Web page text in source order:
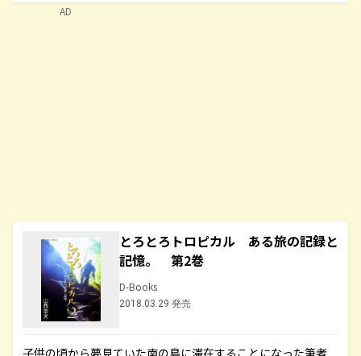
とろとろトロピカル ある旅の記録と
記憶。 第2巻
D-Books
2018.03.29 発売
子供の頃から夢見ていた南の島に滞在することになった筆者
AD